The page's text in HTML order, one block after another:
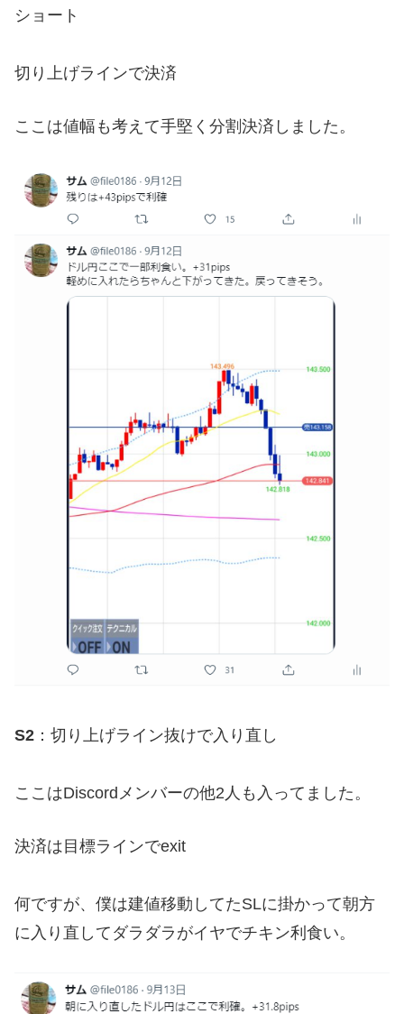
ショート
切り上げラインで決済
ここは値幅も考えて手堅く分割決済しました。
S2 ：切り上げライン抜けで入り直し
ここはDiscordメンバーの他2人も入ってました。
決済は目標ラインでexit
何ですが、僕は建値移動してたSLに掛かって朝方
に入り直してダラダラがイヤでチキン利食い。